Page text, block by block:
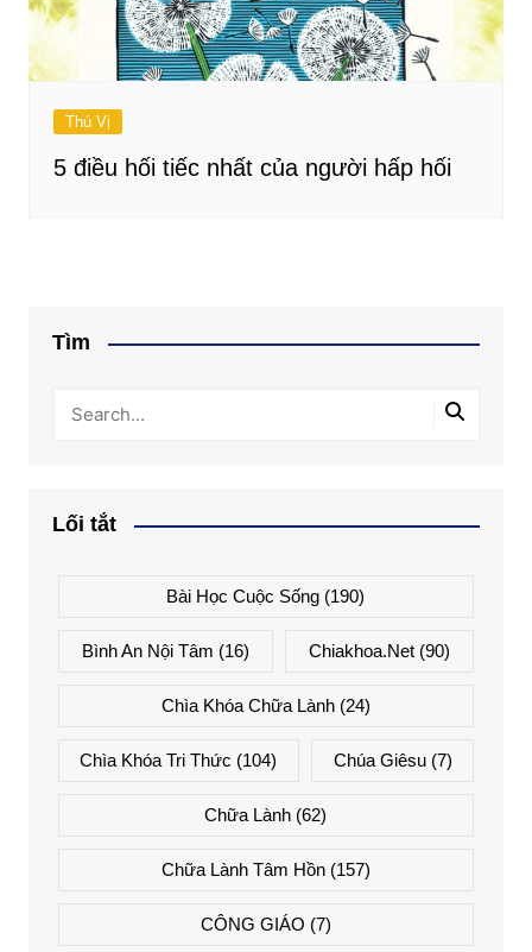
Thú Vị
5 điều hối tiếc nhất của người hấp hối
Tìm
Lối tắt
Bài Học Cuộc Sống (190)
Bình An Nội Tâm (16) Chiakhoa.net (90)
Chìa Khóa Chữa Lành(24)
Chìa Khóa Tri Thức (104) Chúa Giêsu(7)
Chữa Lành (62)
Chữa Lành Tâm Hồn(157)
CÔNG GIÁO (7)